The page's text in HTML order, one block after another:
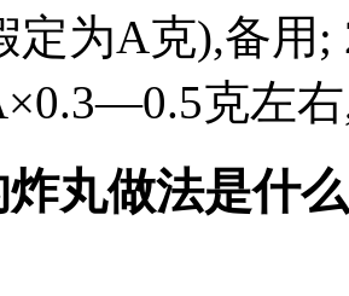
定为A克),备用
克左
丸做法是什